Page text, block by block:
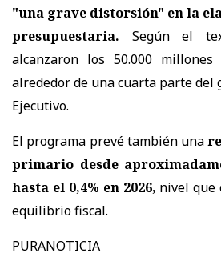
"una grave distorsión" en la
presupuestaria. Según el
alcanzaron los 50.000
alrededor de una cuarta parte del
Ejecutivo.
El programa prevé también una
primario desde
hasta el 0,4% en 2026, nivel que
equilibrio fiscal.
PURANOTICIA